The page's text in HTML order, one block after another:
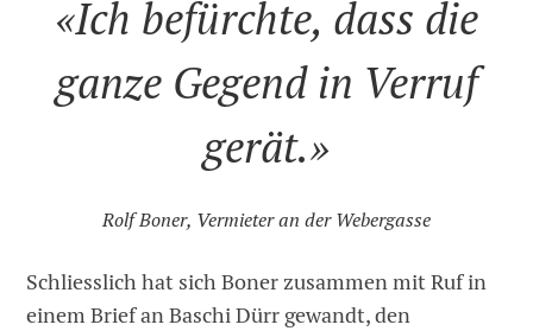
«Ich befürchte, dass die
ganze Gegend in Verruf
gerät.»
Rolf Boner, Vermieter an der Webergasse
Schliesslich hat sich Boner zusammen mit Ruf in
einem Brief an Baschi Dürr gewandt, den